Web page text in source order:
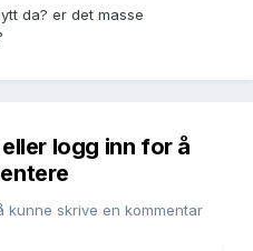
da? er det masse
logg inn for å
skrive en kommentar